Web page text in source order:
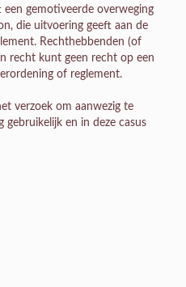
gemotiveerde overweging
die uitvoering geeft aan de
Rechthebbenden (of
recht kunt geen recht op een
of reglement.
verzoek om aanwezig te
gebruikelijk en in deze casus